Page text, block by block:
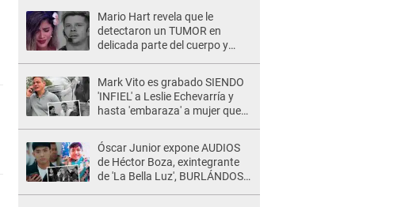
Mario Hart revela que le
detectaron un TUMOR en
delicada parte del cuerpo y
Mark Vito es grabado SIENDO
'INFIEL' a Leslie Echevarría y
hasta 'embaraza' a mujer que
desgraciado! "
Óscar Junior expone AUDIOS
de Héctor Boza, exintegrante
de 'La Bella Luz', BURLÁNDOSE